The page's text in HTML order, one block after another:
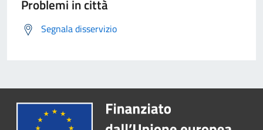
Problemi in città
Segnala disservizio